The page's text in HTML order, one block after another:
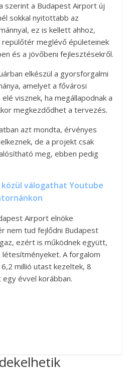
szerint a Budapest Airport új
sokkal nyitottabb az
ez is kellett ahhoz,
repülőtér meglévő épületeinek
és a jövőbeni fejlesztésekről.
elkészül a gyorsforgalmi
amelyet a fővárosi
visznek, ha megállapodnak a
megkezdődhet a tervezés.
azt mondta, érvényes
de a projekt csak
meg, ebben pedig
válogathat Youtube
Airport elnöke
nem tud fejlődni Budapest
ezért is működnek együtt,
A forgalom
millió utast kezeltek, 8
évvel korábban.